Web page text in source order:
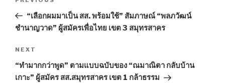
navigation
Post“เลือกผมมาเป็น สส. พร้อมใช้” สัมภาษณ์ “พลภวัฒน์
ชำนาญวาด” ผู้สมัครเพื่อไทย เขต 3 สมุทรสาคร
Next
Post
NEXT
“ทำมากกว่าพูด” ตามแบบฉบับของ “ณมาณิตา กลับบ้าน
เกาะ” ผู้สมัคร สส.สมุทรสาคร เขต 1 กล้าธรรม